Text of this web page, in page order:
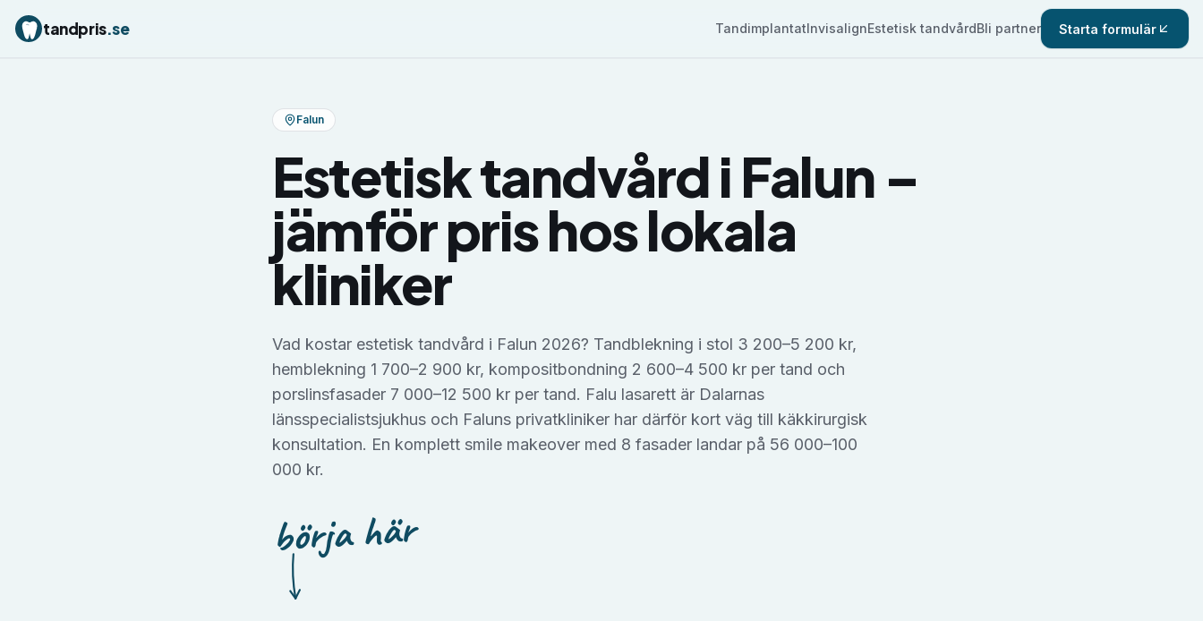
tandpris.se TandimplantatInvisalignEstetisk tandvårdBli partner Starta formulär
Falun
Estetisk tandvårdi Falun –
jämför pris hos lokala
kliniker
Vad kostar estetisk tandvård i Falun 2026? Tandblekning i stol 3 200–5 200 kr,
hemblekning 1 700–2 900 kr, kompositbondning 2 600–4 500 kr per tand och
porslinsfasader 7 000–12 500 kr per tand. Falu lasarett är Dalarnas
länsspecialistsjukhus och Faluns privatkliniker har därför kort väg till käkkirurgisk
konsultation. En komplett smile makeover med 8 fasader landar på 56 000–100
000 kr.
börja här